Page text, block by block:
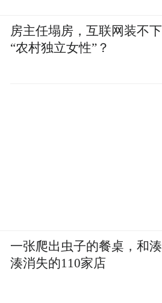
房主任塌房，互联网装不下
“农村独立女性”？
一张爬出虫子的餐桌，和湊
湊消失的110家店